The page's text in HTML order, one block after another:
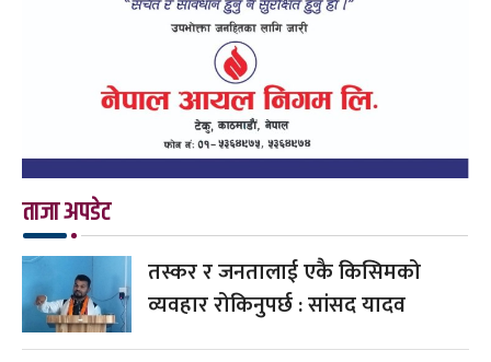
ताजा अपडेट
तस्कर र जनतालाई एकै किसिमको
व्यवहार रोकिनुपर्छ : सांसद यादव